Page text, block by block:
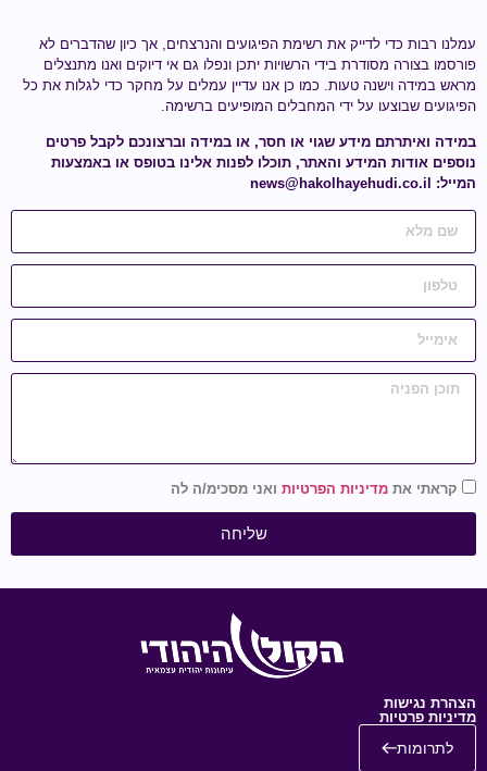
עמלנו רבות כדי לדייק את רשימת הפיגועים והנרצחים, אך כיון שהדברים לא
פורסמו בצורה מסודרת בידי הרשויות יתכן ונפלו גם אי דיוקים ואנו מתנצלים
מראש במידה וישנה טעות. כמו כן אנו עדיין עמלים על מחקר כדי לגלות את כל
הפיגועים שבוצעו על ידי המחבלים המופיעים ברשימה.
במידה ואיתרתם מידע שגוי או חסר, או במידה וברצונכם לקבל פרטים
נוספים אודות המידע והאתר, תוכלו לפנות אלינו בטופס או באמצעות
המייל:
news@hakolhayehudi.co.il
קראתי את מדיניות הפרטיות ואני מסכימ/ה לה
שליחה
הצהרת נגישות
מדיניות פרטיות
לתרומות